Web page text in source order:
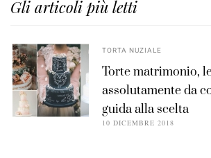
Gli articoli più letti
TORTA NUZIALE
Torte matrimonio,
assolutamente da
guida alla scelta
10 DICEMBRE 2018